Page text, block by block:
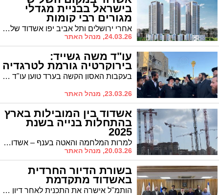
בישראל בבניית מגדלי
מגורים רבי קומות
אחרי ירושלים ותל אביב יפו אשדוד שלישית – כך עולה מניתוח של הפורום הישראלי לגורדי שחקים ובנייה עירונית לשנת 2025.
24.03.26, מנהל האתר
עו"ד משה גשייד:
בירוקרטיה גורמת לטרגדיה
בעקבות האסון הקשה בערד טוען עו"ד משה גשייד: עודף הבירוקרטיה גורם לאסונות. הגיע הזמן להריץ תהליכים
23.03.26, מנהל האתר
אשדוד בין המובילות בארץ
בהתחלות בנייה בשנת
2025
למרות המלחמה והאטה בענף – אשדוד רושמת 2,379 התחלות בנייה ב-2025 ומדורגת בין הערים הבולטות בישראל; ברמה הארצית נרשמה עלייה של 14.6% בהתחלות הבנייה
20.03.26, מנהל האתר
בשורת הדיור החרדית
באשדוד מתקדמת
הותמ"ל אישרה את התכנית לאחר דיון עם מהנדס עיריית אשדוד וסגן ראש העיר הרב יחיאל וינגרטן והיא כוללת הגבלת בינוי לגובה, שטחי ציבור מוגדלים ותכנון מותאם למשפחות ברוכות ילדים. הסיכום בהתאם למדיניות משרד השיכון וראה"ע אשדוד ד"ר יחיאל לסרי לכלול בניה מותאמת לחרדים ע"פ חלקם באוכלוסייה